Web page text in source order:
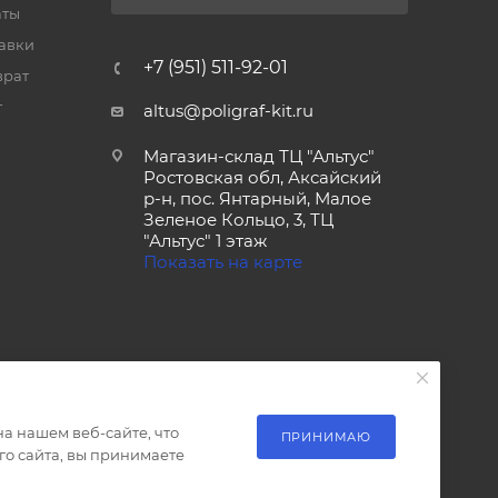
+7 (951) 511-92-01
altus@poligraf-kit.ru
Магазин-склад ТЦ "Альтус"
Ростовская обл, Аксайский
р-н, пос. Янтарный, Малое
Зеленое Кольцо, 3, ТЦ
"Альтус" 1 этаж
Показать на карте
нашем веб-сайте, что
сайта, вы принимаете
ПРИНИМАЮ